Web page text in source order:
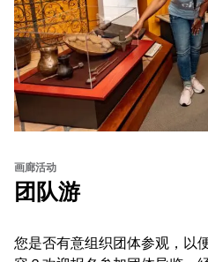
画廊活动
团队游
您是否有意组织团体参观，以